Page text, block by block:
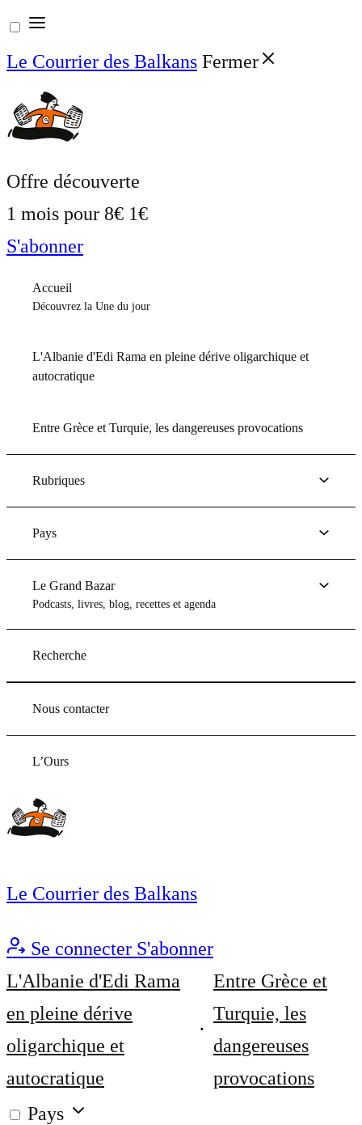
Aller
au
contenu
Le Courrier des Balkans Fermer
Offre découverte
1 mois pour 8€ 1€
S'abonner
Accueil
Découvrez la Une du jour
L'Albanie d'Edi Rama en pleine dérive oligarchique et
autocratique
Entre Grèce et Turquie, les dangereuses provocations
Rubriques
Pays
Le Grand Bazar
Podcasts, livres, blog, recettes et agenda
Recherche
Nous contacter
L’Ours
Le Courrier des Balkans
Se connecter S'abonner
L'Albanie d'Edi Rama
en pleine dérive
oligarchique et
autocratique
Entre Grèce et
Turquie, les
dangereuses
provocations
Pays